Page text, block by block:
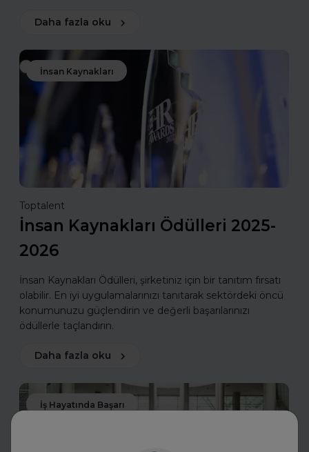
Daha fazla oku
İnsan Kaynakları
Toptalent
İnsan Kaynakları Ödülleri 2025-
2026
İnsan Kaynakları Ödülleri, şirketiniz için bir tanıtım fırsatı
olabilir. En iyi uygulamalarınızı tanıtarak sektördeki öncü
konumunuzu güçlendirin ve değerli başarılarınızı
ödüllerle taçlandırın.
Daha fazla oku
İş Hayatında Başarı